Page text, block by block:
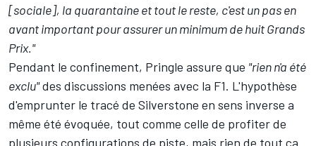
[sociale], la quarantaine et tout le reste, c'est un pas en
avant important pour assurer un minimum de huit Grands
Prix."
Pendant le confinement, Pringle assure que "rien n'a été
exclu"des discussions menées avec la F1. L'hypothèse
d'emprunter le tracé de Silverstone en sens inverse a
même été évoquée, tout comme celle de profiter de
plusieurs configurations de piste, mais rien de tout ça